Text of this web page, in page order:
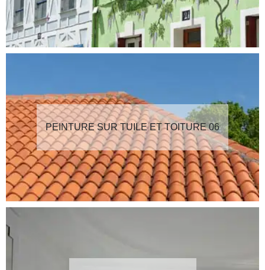
PEINTURE SUR TUILE ET TOITURE 06